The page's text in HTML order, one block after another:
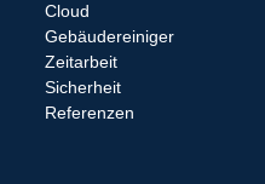
Cloud
Gebäudereiniger
Zeitarbeit
Sicherheit
Referenzen